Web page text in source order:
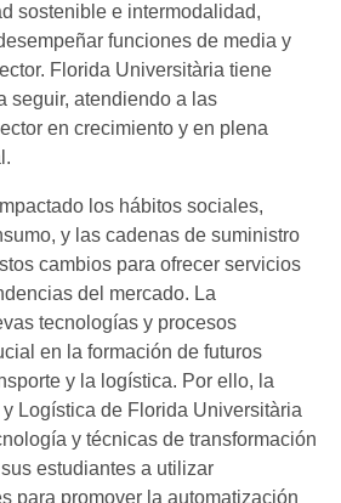
sostenible e intermodalidad,
funciones de media y
Florida Universitària tiene
seguir, atendiendo a las
en crecimiento y en plena
los hábitos sociales,
y las cadenas de suministro
cambios para ofrecer servicios
del mercado. La
tecnologías y procesos
en la formación de futuros
y la logística. Por ello, la
Logística de Florida Universitària
y técnicas de transformación
estudiantes a utilizar
para promover la automatización